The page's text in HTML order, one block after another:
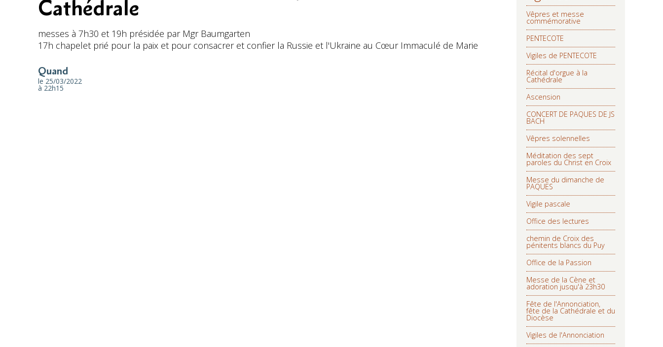
Vêpres et messe
commémorative
PENTECOTE
Vigiles de PENTECOTE
Récital d'orgue à la
Cathédrale
Ascension
CONCERT DE PAQUES DE JS
BACH
Vêpres solennelles
Méditation des sept
paroles du Christ en Croix
Messe du dimanche de
PAQUES
Vigile pascale
Office des lectures
chemin de Croix des
pénitents blancs du Puy
Office de la Passion
Messe de la Cène et
adoration jusqu'à 23h30
Fête de l'Annonciation,
fête de la Cathédrale et du
Diocèse
Vigiles de l'Annonciation
Cathédrale
messes à 7h30 et 19h présidée par Mgr Baumgarten
17h chapelet prié pour la paix et pour consacrer et confier la Russie et l'Ukraine au Cœur Immaculé de Marie
Quand
le 25/03/2022
à 22h15